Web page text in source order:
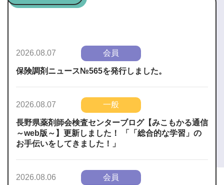
2026.08.07 会員
保険調剤ニュース№565を発行しました。
2026.08.07 一般
長野県薬剤師会検査センターブログ【みこもかる通信
～web版～】更新しました！ 「「総合的な学習」の
お手伝いをしてきました！」
2026.08.06 会員